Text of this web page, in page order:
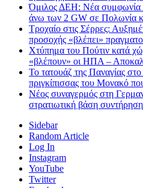
Όμιλος ΔΕΗ: Νέα συμφωνία
άνω των 2 GW σε Πολωνία
Τροχαίο στις Σέρρες:
προσοχής «βλέπει»
Χτύπημα του Πούτιν κατά
«βλέπουν» οι ΗΠΑ –
Το τατουάζ της Παναγίας
πριγκίπισσας του Μονακό
Νέος συναγερμός στη
στρατιωτική βάση
Sidebar
Random Article
Log In
Instagram
YouTube
Twitter